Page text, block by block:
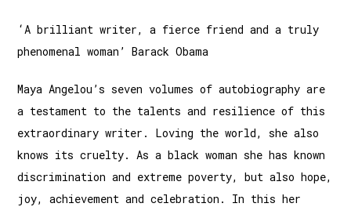
‘A brilliant writer, a fierce friend and a truly
phenomenal woman’ Barack Obama
Maya Angelou’s seven volumes of autobiography are
a testament to the talents and resilience of this
extraordinary writer. Loving the world, she also
knows its cruelty. As a black woman she has known
discrimination and extreme poverty, but also hope,
joy, achievement and celebration. In this her